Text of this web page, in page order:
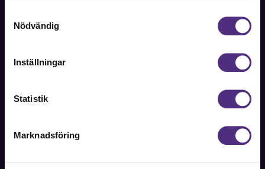
Dock har vi lagt in anonymisering av IP-adress i
förhållande till Google Analytics. Du godkänner våra
cookies vid fortsatt användande av vår webbplats.
Nödvändig
Inställningar
Statistik
Marknadsföring
Bli medlem
Kontakta oss på SRAT med frågor om ditt medlemskap